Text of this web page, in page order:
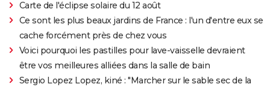
streaming, bande-annonce...
Rocky
La chambre d'à côté : faut-il voir le dernier Pedro
Almodóvar ? Ce qu'en disent les critiques presse
Carte de l'éclipse solaire du 12 août
Ce sont les plus beaux jardins de France : l'un d'entre eux se
cache forcément près de chez vous
Voici pourquoi les pastilles pour lave-vaisselle devraient
être vos meilleures alliées dans la salle de bain
Sergio Lopez Lopez, kiné : "Marcher sur le sable sec de la